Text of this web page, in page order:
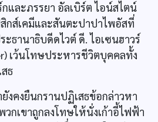
และภรรยา อัลเบิร์ต ไอน์สไตน์
กส์เคมีและสันตะปาปาไพอัสที่
ธานาธิบดีดไวต์ ดี. ไอเซนฮาวร์
เว้นโทษประหารชีวิตบุคคลทั้ง
ธ
งคงยืนกรานปฏิเสธข้อกล่าวหา
กเขาถูกลงโทษให้นั่งเก้าอี้ไฟฟ้า